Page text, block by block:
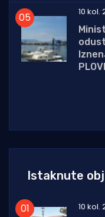
10 kol.
Istaknute
10 kol.